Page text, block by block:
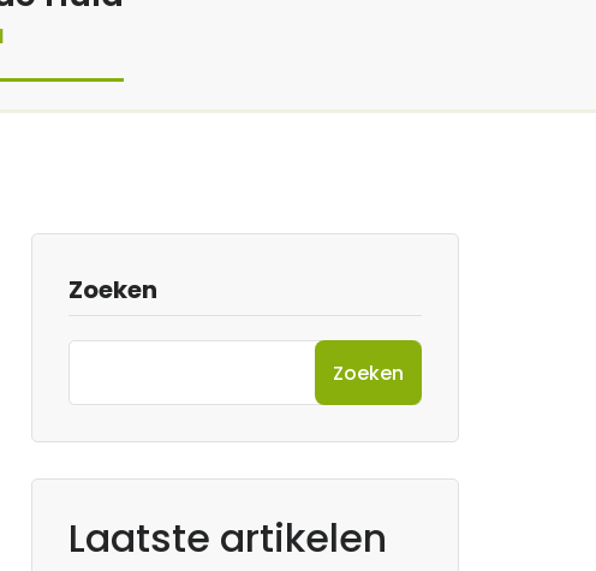
Zoeken
Zoeken
Laatste artikelen